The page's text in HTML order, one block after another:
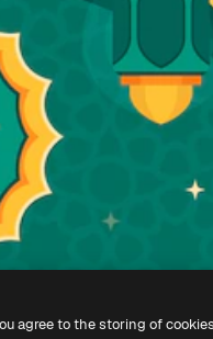
agree to the storing of